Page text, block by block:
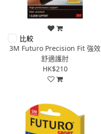
比較
3M Futuro Precision Fit 強效
舒適護肘
HK$210